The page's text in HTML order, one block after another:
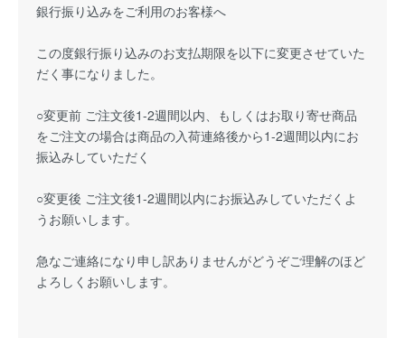
銀行振り込みをご利用のお客様へ
この度銀行振り込みのお支払期限を以下に変更させていた
だく事になりました。
○変更前 ご注文後1-2週間以内、もしくはお取り寄せ商品
をご注文の場合は商品の入荷連絡後から1-2週間以内にお
振込みしていただく
○変更後 ご注文後1-2週間以内にお振込みしていただくよ
うお願いします。
急なご連絡になり申し訳ありませんがどうぞご理解のほど
よろしくお願いします。